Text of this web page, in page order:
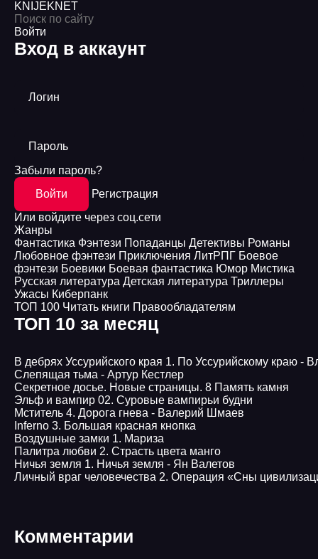
KNIJEKNET
Войти
Вход в аккаунт
Логин
Пароль
Забыли пароль?
Войти
Регистрация
Или войдите через соц.сети
Жанры
Фантастика Фэнтези Попаданцы Детективы Романы
Любовное фэнтези Приключения ЛитРПГ Боевое
фэнтези Боевики Боевая фантастика Юмор Мистика
Русская литература Детская литература Триллеры
Ужасы Киберпанк
ТОП 100 Читать книги Правообладателям
ТОП 10 за месяц
В дебрях Уссурийского края 1. По Уссурийскому краю -
Слепящая тьма - Артур Кестлер
Секретное досье. Новые страницы. 8 Память камня
Эльф и вампир 02. Суровые вампирьи будни
Мститель 4. Дорога гнева - Валерий Шмаев
Inferno 3. Большая красная кнопка
Воздушные замки 1. Мариза
Палитра любви 2. Страсть цвета манго
Ничья земля 1. Ничья земля - Ян Валетов
Личный враг человечества 2. Операция «Сны
Комментарии